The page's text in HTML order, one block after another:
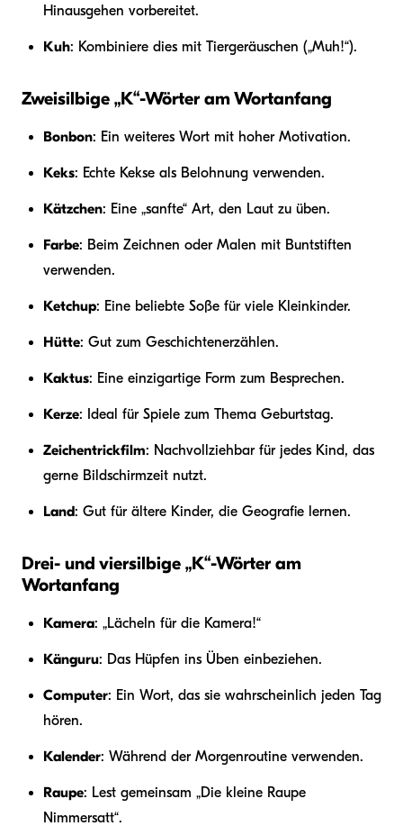
Hinausgehen vorbereitet.
Kuh: Kombiniere dies mit Tiergeräuschen („Muh!“).
Zweisilbige „K“-Wörter am Wortanfang
Bonbon: Ein weiteres Wort mit hoher Motivation.
Keks: Echte Kekse als Belohnung verwenden.
Kätzchen: Eine „sanfte“ Art, den Laut zu üben.
Farbe: Beim Zeichnen oder Malen mit Buntstiften
verwenden.
Ketchup: Eine beliebte Soße für viele Kleinkinder.
Hütte: Gut zum Geschichtenerzählen.
Kaktus: Eine einzigartige Form zum Besprechen.
Kerze: Ideal für Spiele zum Thema Geburtstag.
Zeichentrickfilm: Nachvollziehbar für jedes Kind, das
gerne Bildschirmzeit nutzt.
Land: Gut für ältere Kinder, die Geografie lernen.
Drei- und viersilbige „K“-Wörter am
Wortanfang
Kamera: „Lächeln für die Kamera!“
Känguru: Das Hüpfen ins Üben einbeziehen.
Computer: Ein Wort, das sie wahrscheinlich jeden Tag
hören.
Kalender: Während der Morgenroutine verwenden.
Raupe: Lest gemeinsam „Die kleine Raupe
Nimmersatt“.